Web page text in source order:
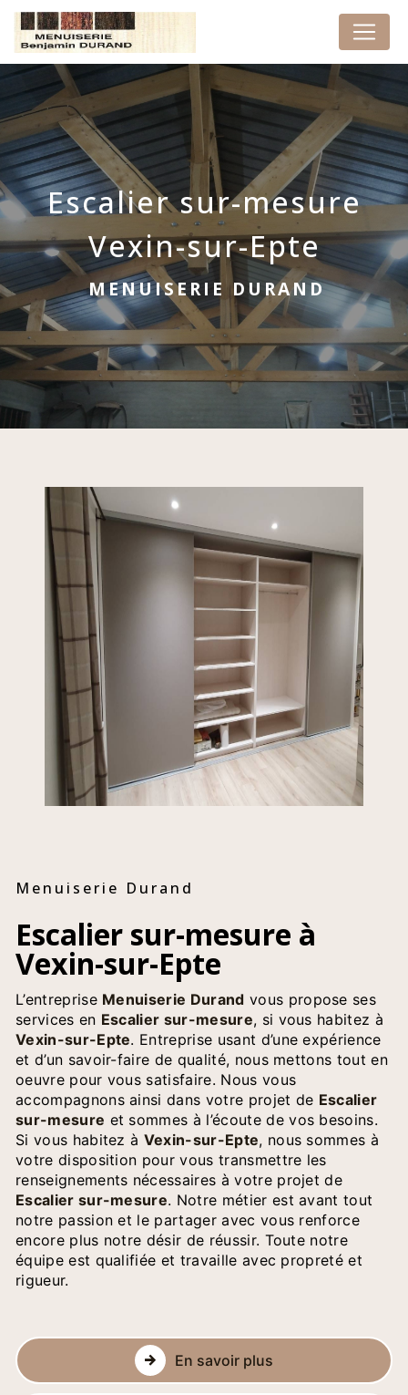
Escalier sur-mesure
Vexin-sur-Epte
MENUISERIE DURAND
Menuiserie Durand
Escalier sur-mesure à
Vexin-sur-Epte
L’entreprise Menuiserie Durand vous propose ses
services en Escalier sur-mesure, si vous habitez à
Vexin-sur-Epte. Entreprise usant d’une expérience
et d’un savoir-faire de qualité, nous mettons tout en
oeuvre pour vous satisfaire. Nous vous
accompagnons ainsi dans votre projet de Escalier
sur-mesure et sommes à l’écoute de vos besoins.
Si vous habitez à Vexin-sur-Epte, nous sommes à
votre disposition pour vous transmettre les
renseignements nécessaires à votre projet de
Escalier sur-mesure. Notre métier est avant tout
notre passion et le partager avec vous renforce
encore plus notre désir de réussir. Toute notre
équipe est qualifiée et travaille avec propreté et
rigueur.
En savoir plus
Panneau de gestion des cookies